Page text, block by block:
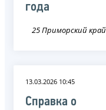
года
25 Приморский край
13.03.2026 10:45
Справка о